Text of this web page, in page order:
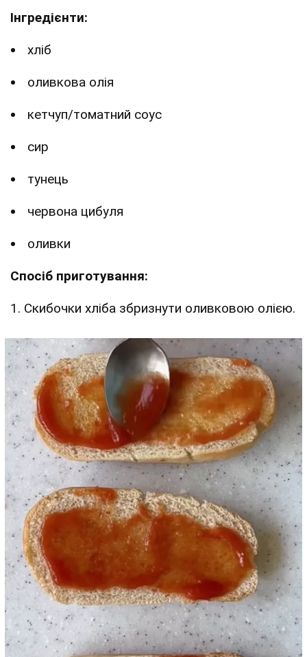
Інгредієнти:
хліб
оливкова олія
кетчуп/томатний соус
сир
тунець
червона цибуля
оливки
Спосіб приготування:
1. Скибочки хліба збризнути оливковою олією.